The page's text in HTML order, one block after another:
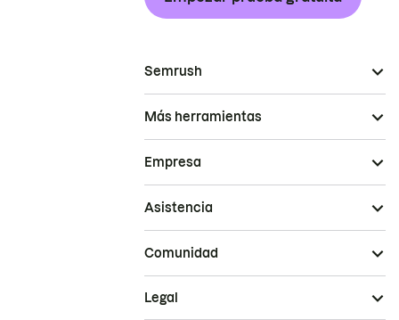
Semrush
Más herramientas
Empresa
Asistencia
Comunidad
Legal